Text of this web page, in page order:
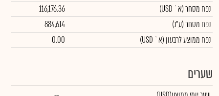
נפח מסחר(א` USD)
116,176.36
נפח מסחר(ע"נ)
884,614
נפח ממוצע לרבעון (א` USD)
0.00
שערים